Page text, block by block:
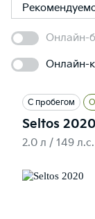
Онлайн-
Онлайн-
С пробегом
Seltos 2020
2.0 л / 149